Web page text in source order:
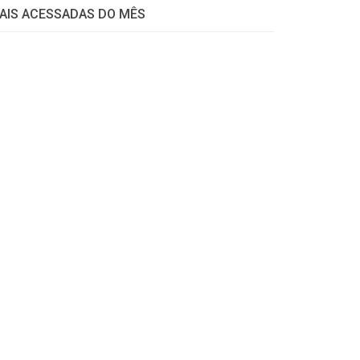
ACESSADAS DO MÊS